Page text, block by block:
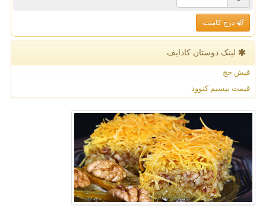
درج کامنت
لینک دوستان كادایف
فیش حج
قیمت بیسیم کنوود